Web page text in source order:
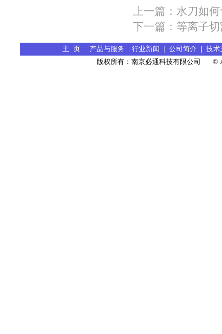
上一篇：水刀如
下一篇：等离子
主 页 | 产品与服务 | 行业新闻 | 公司简介 | 技
版权所有：南京必通科技有限公司